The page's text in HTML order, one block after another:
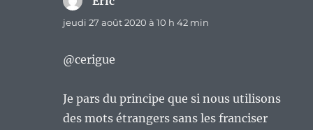
jeudi 27 août 2020 à 10 h 42 min
@cerigue
Je pars du principe que si nous utilisons
des mots étrangers sans les franciser